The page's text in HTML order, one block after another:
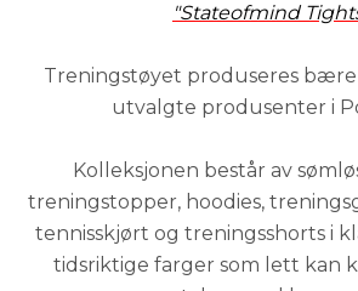
"Stateofmind
Treningstøyet produseres
utvalgte produsenter i
Kolleksjonen består av
treningstopper, hoodies,
tennisskjørt og treningsshorts i
tidsriktige farger som lett kan